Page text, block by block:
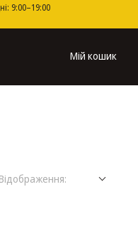
9:00–19:00
Мій кошик
Відображення: